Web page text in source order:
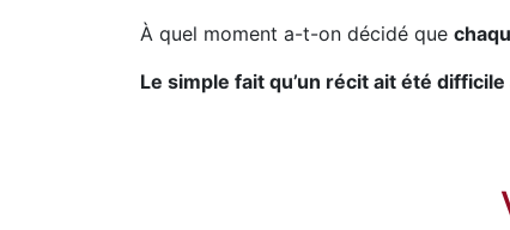
À quel moment a-t-on décidé que
Le simple fait qu’un récit ait été